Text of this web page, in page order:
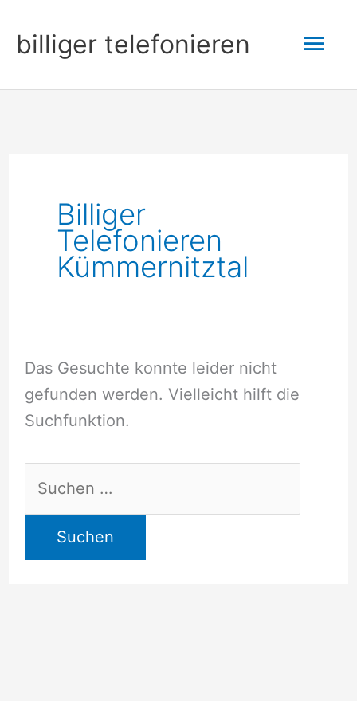
Inhalt
springen
billiger telefonieren
Billiger
Telefonieren
Kümmernitztal
Das Gesuchte konnte leider nicht
gefunden werden. Vielleicht hilft die
Suchfunktion.
nach: